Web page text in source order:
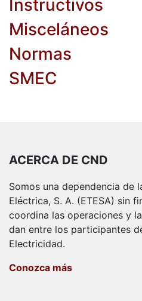
Instructivos
Misceláneos
Normas
SMEC
ACERCA DE CND
Somos una dependencia de
Eléctrica, S. A. (ETESA) sin
coordina las operaciones y
dan entre los participantes
Electricidad.
Conozca más